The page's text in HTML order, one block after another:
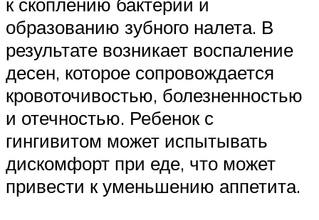
образованию зубного налета. В
результате возникает воспаление
десен, которое сопровождается
кровоточивостью, болезненностью
и отечностью. Ребенок с
гингивитом может испытывать
дискомфорт при еде, что может
привести к уменьшению аппетита.